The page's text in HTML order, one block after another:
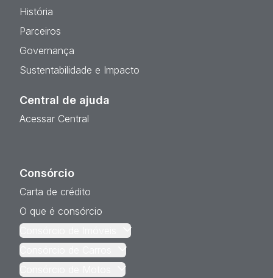
História
Parceiros
Governança
Sustentabilidade e Impacto
Central de ajuda
Acessar Central
Consórcio
Carta de crédito
O que é consórcio